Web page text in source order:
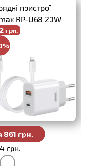
пристрої
RP-U68 20W
+ USB-C-
грн.
грн.
861 грн.
грн.